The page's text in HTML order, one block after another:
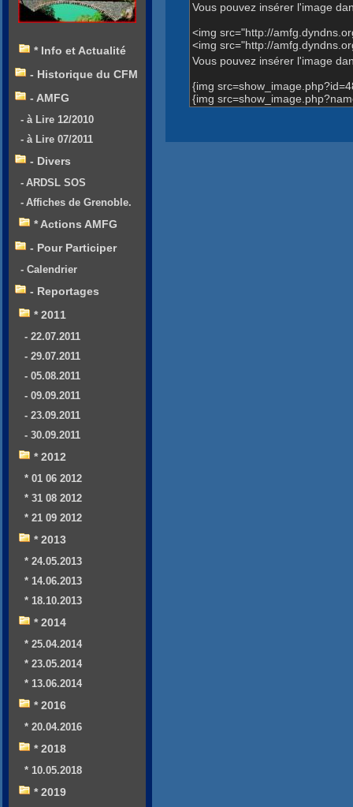
Vous pouvez insérer l'image
<img src="http://
<img src="http://
Vous pouvez insérer l'image
{img
{img
* Info et Actualité
- Historique du CFM
- AMFG
- à Lire 12/2010
- à Lire 07/2011
- Divers
- ARDSL SOS
- Affiches de Grenoble.
* Actions AMFG
- Pour Participer
- Calendrier
- Reportages
* 2011
- 22.07.2011
- 29.07.2011
- 05.08.2011
- 09.09.2011
- 23.09.2011
- 30.09.2011
* 2012
* 01 06 2012
* 31 08 2012
* 21 09 2012
* 2013
* 24.05.2013
* 14.06.2013
* 18.10.2013
* 2014
* 25.04.2014
* 23.05.2014
* 13.06.2014
* 2016
* 20.04.2016
* 2018
* 10.05.2018
* 2019